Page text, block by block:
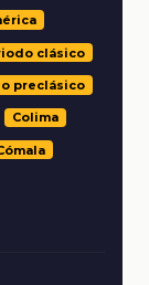
clásico
preclásico
Colima